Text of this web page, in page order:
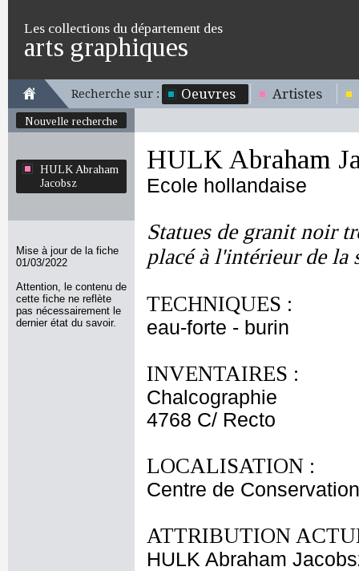
Les collections du département des
arts graphiques
Recherche sur : Oeuvres Artistes
Nouvelle recherche
HULK Abraham
Jacobsz
Mise à jour de la fiche
01/03/2022
Attention, le contenu de
cette fiche ne reflète
pas nécessairement le
dernier état du savoir.
HULK Abraham
Ecole hollandaise
Statues de granit noir
placé à l'intérieur de la
TECHNIQUES :
eau-forte - burin
INVENTAIRES :
Chalcographie
4768 C/ Recto
LOCALISATION :
Centre de
ATTRIBUTION
HULK Abraham